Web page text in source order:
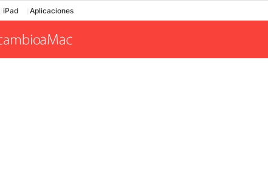
iPad Aplicaciones